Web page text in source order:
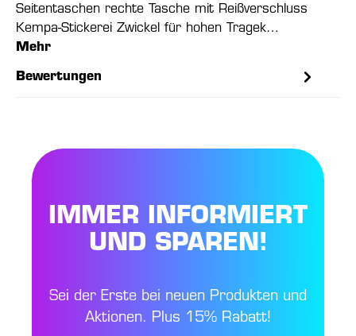
Seitentaschen rechte Tasche mit Reißverschluss
Kempa-Stickerei Zwickel für hohen Tragek…
Mehr
Bewertungen
IMMER INFORMIERT
UND SPAREN!
Sei der Erste bei neuen Produkten und
Aktionen. Plus 15% Rabatt!